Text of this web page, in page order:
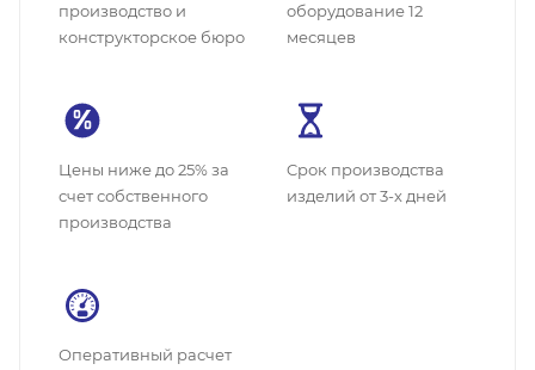
производство и
конструкторское бюро
оборудование 12
месяцев
Цены ниже до 25% за
счет собственного
производства
Cрок производства
изделий от 3-х дней
Оперативный расчет